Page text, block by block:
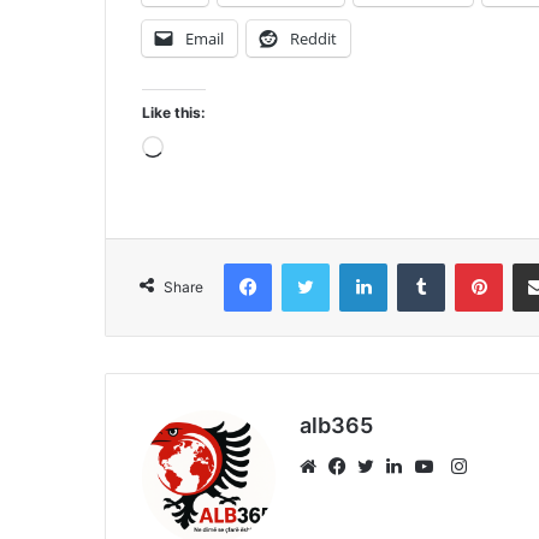
Email Reddit
Like this:
Loading…
Share
FacebookTwitter LinkedInTumblr
alb365
Instagram